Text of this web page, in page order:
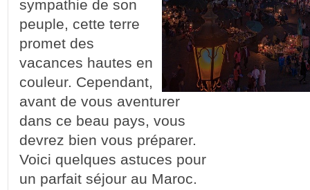
sympathie de son
peuple, cette terre
promet des
vacances hautes en
couleur. Cependant,
avant de vous aventurer
dans ce beau pays, vous
devrez bien vous préparer.
Voici quelques astuces pour
un parfait séjour au Maroc.